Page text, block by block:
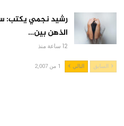
رشيد نجمي يكتب:
الذهن بين…
12 ساعة منذ
السابق التالي 1 من 2,007